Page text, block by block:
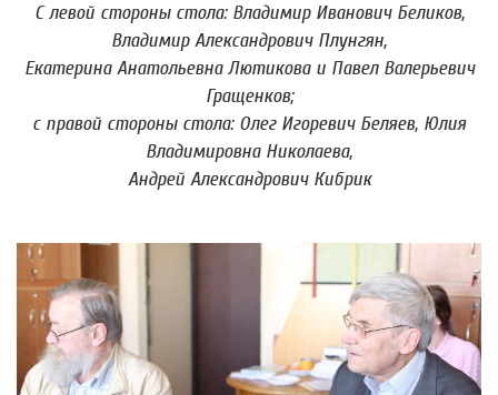
С левой стороны стола: Владимир Иванович Беликов,
Владимир Александрович Плунгян,
Екатерина Анатольевна Лютикова и Павел Валерьевич
Гращенков;
с правой стороны стола: Олег Игоревич Беляев, Юлия
Владимировна Николаева,
Андрей Александрович Кибрик